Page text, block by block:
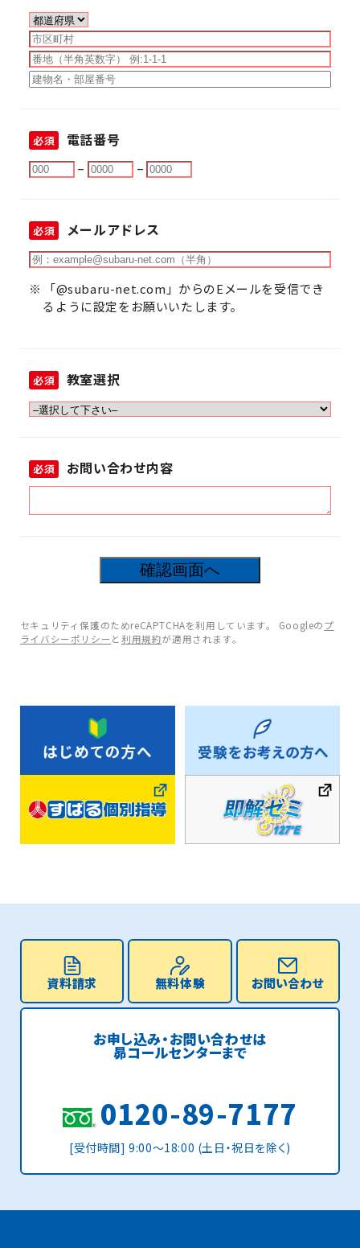
必須
電話番号
–
–
必須 メールアドレス
「@subaru-net.com」からのEメールを受信でき
るように設定をお願いいたします。
必須 教室選択
必須 お問い合わせ内容
箇所の入力項目に不備があります。
セキュリティ保護のためreCAPTCHAを利用しています。 Googleのプ
ライバシーポリシーと利用規約が適用されます。
資料請求 無料体験 お問い合わせ
お申し込み・お問い合わせは
昴コールセンターまで
0120-89-7177
[受付時間] 9:00〜18:00 (土日・祝日を除く)